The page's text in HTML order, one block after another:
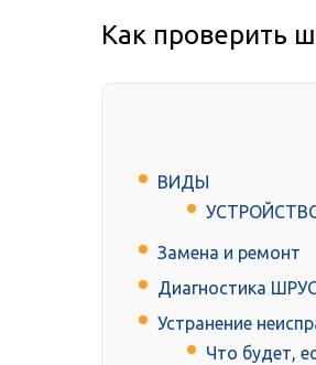
Как проверить
ВИДЫ
Замена и ремонт
Диагностика
Устранение
Что будет,